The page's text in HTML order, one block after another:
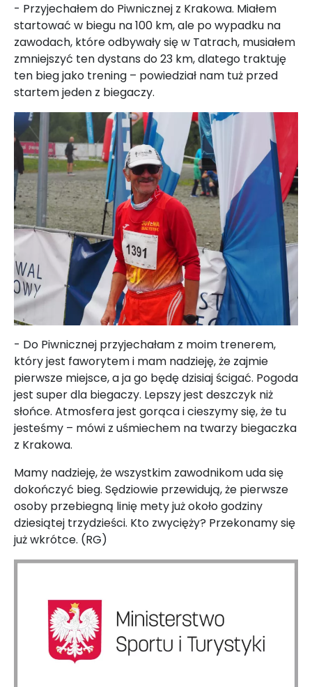
- Przyjechałem do Piwnicznej z Krakowa. Miałem
startować w biegu na 100 km, ale po wypadku na
zawodach, które odbywały się w Tatrach, musiałem
zmniejszyć ten dystans do 23 km, dlatego traktuję
ten bieg jako trening – powiedział nam tuż przed
startem jeden z biegaczy.
- Do Piwnicznej przyjechałam z moim trenerem,
który jest faworytem i mam nadzieję, że zajmie
pierwsze miejsce, a ja go będę dzisiaj ścigać. Pogoda
jest super dla biegaczy. Lepszy jest deszczyk niż
słońce. Atmosfera jest gorąca i cieszymy się, że tu
jesteśmy – mówi z uśmiechem na twarzy biegaczka
z Krakowa.
Mamy nadzieję, że wszystkim zawodnikom uda się
dokończyć bieg. Sędziowie przewidują, że pierwsze
osoby przebiegną linię mety już około godziny
dziesiątej trzydzieści. Kto zwycięży? Przekonamy się
już wkrótce. (RG)